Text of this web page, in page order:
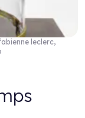
leclerc,